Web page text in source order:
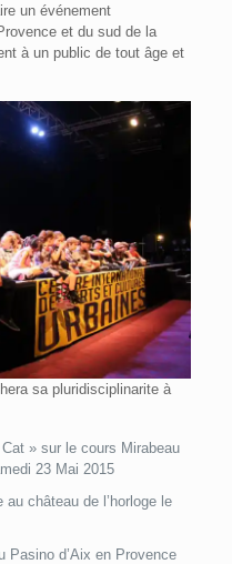
un événement
et du sud de la
à un public de tout âge et
sa pluridisciplinarite à
» sur le cours Mirabeau
23 Mai 2015
au château de l’horloge le
Pasino d’Aix en Provence